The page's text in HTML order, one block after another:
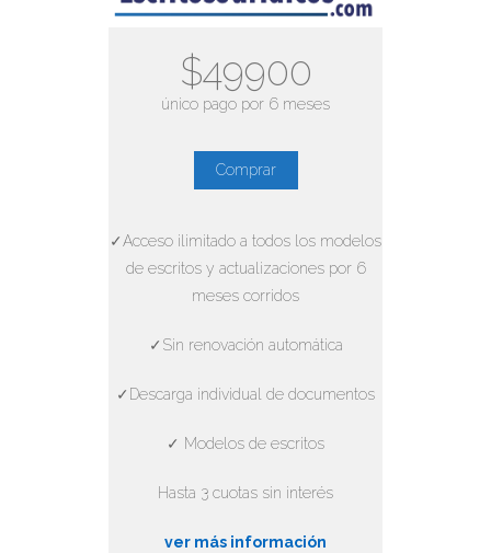
$49900
único pago por 6 meses
Comprar
✓Acceso ilimitado a todos los modelos
de escritos y actualizaciones por 6
meses corridos
✓Sin renovación automática
✓Descarga individual de documentos
✓ Modelos de escritos
Hasta 3 cuotas sin interés
ver más información